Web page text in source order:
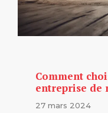
Comment
entreprise de
27 mars 2024